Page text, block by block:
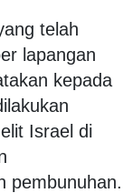
telah
lapangan
kepada
Israel di
pembunuhan.